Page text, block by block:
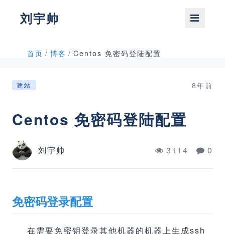
刘宇帅
首页 / 博客 / Centos 免密码登陆配置
建站 8年前
Centos 免密码登陆配置
刘宇帅 3114 0
免密码登录配置
在需要免密钥登录其他机器的机器上生成ssh